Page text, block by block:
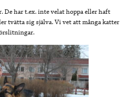
De har t.ex. inte velat hoppa eller haft
tvätta sig själva. Vi vet att många katter